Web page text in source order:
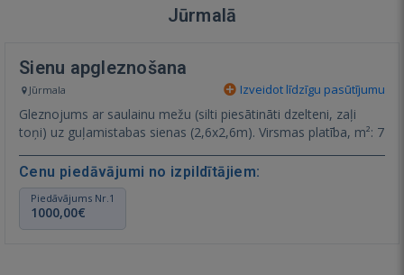
Jūrmalā
Sienu apgleznošana
Jūrmala Izveidot līdzīgu pasūtījumu
Gleznojums ar saulainu mežu (silti piesātināti dzelteni, zaļi
toņi) uz guļamistabas sienas (2,6x2,6m). Virsmas platība, m²: 7
Cenu piedāvājumi no izpildītājiem:
Piedāvājums Nr.1
1000,00€